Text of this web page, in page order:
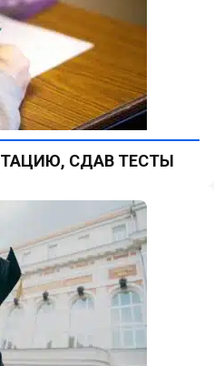
СДАВ ТЕСТЫ